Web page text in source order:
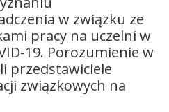
w związku ze
pracy na uczelni w
19. Porozumienie w
przedstawiciele
związkowych na